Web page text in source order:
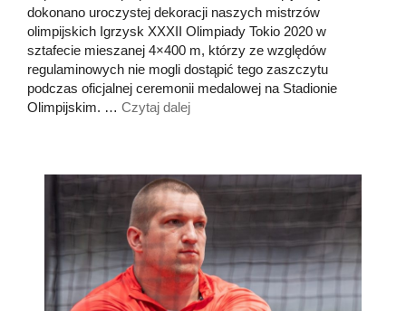
dokonano uroczystej dekoracji naszych mistrzów
olimpijskich Igrzysk XXXII Olimpiady Tokio 2020 w
sztafecie mieszanej 4×400 m, którzy ze względów
regulaminowych nie mogli dostąpić tego zaszczytu
podczas oficjalnej ceremonii medalowej na Stadionie
Olimpijskim. … Czytaj dalej